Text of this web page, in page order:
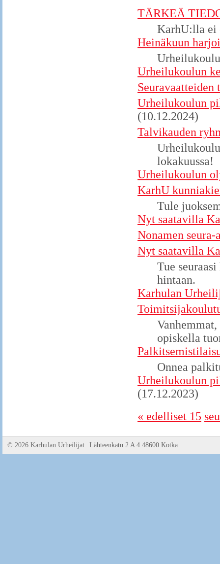
TÄRKEÄ
KarhU:lla ei
Heinäkuun
Urheilukoulun
Urheilukoulun
(10.12.2024)
Talvikauden
lokakuussa!
Urheilukoulun
KarhU
Tule
Nyt saatavilla
Nonamen
Nyt saatavilla
Tue
hintaan.
Karhulan
opiskella
Onnea
Urheilukoulun
(17.12.2023)
« edelliset 15
© 2026 Karhulan Urheilijat Lähteenkatu 2 A 4 48600 Kotka